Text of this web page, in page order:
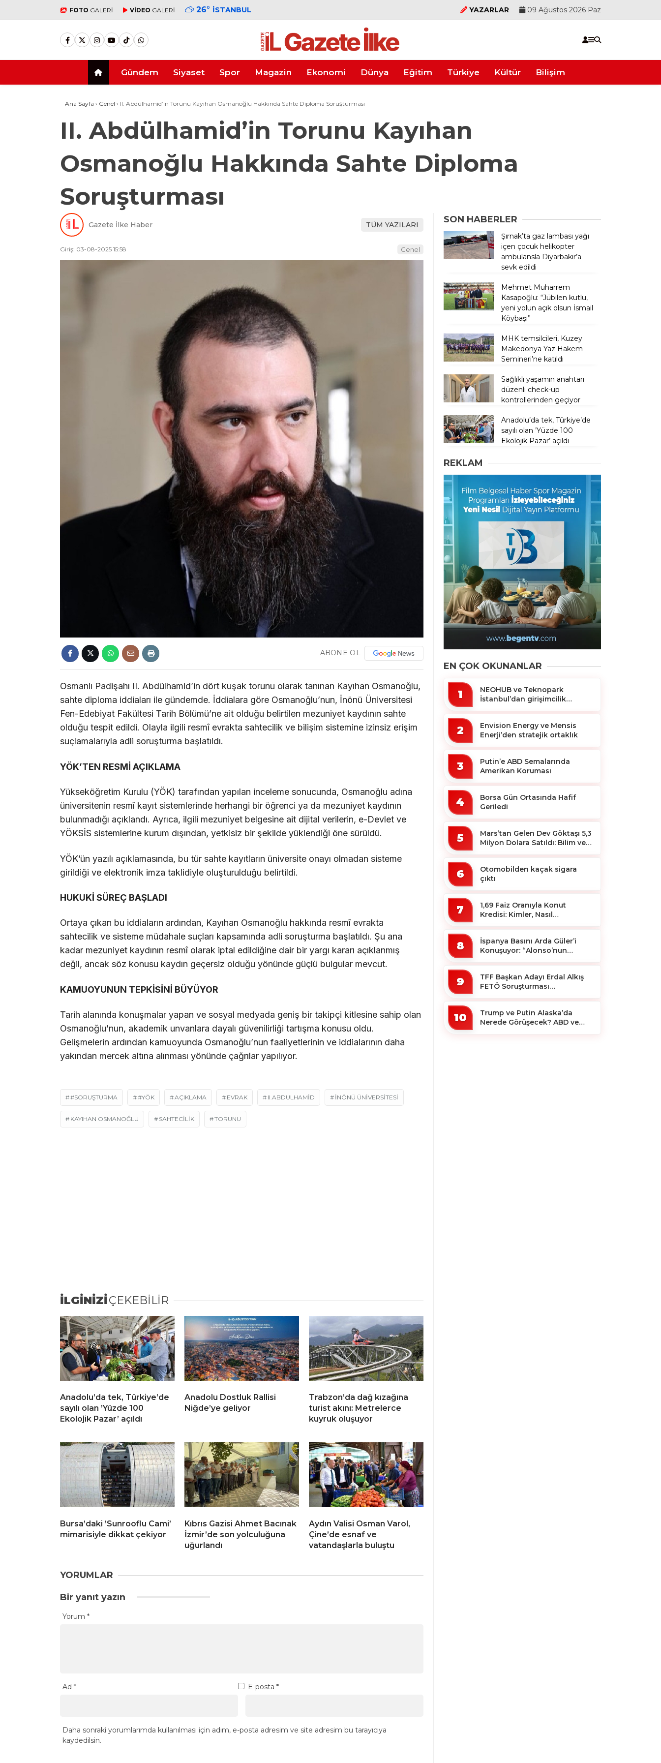
FOTO GALERİ VİDEO GALERİ 26° İSTANBUL YAZARLAR 09 Ağustos 2026 Paz
Gündem Siyaset Spor Magazin Ekonomi Dünya Eğitim Türkiye Kültür Bilişim
Ana Sayfa › Genel › II. Abdülhamid’in Torunu Kayıhan Osmanoğlu Hakkında Sahte Diploma Soruşturması
II. Abdülhamid’in Torunu Kayıhan
Osmanoğlu Hakkında Sahte Diploma
Soruşturması
Gazete İlke Haber TÜM YAZILARI
Giriş: 03-08-2025 15:58 Genel
ABONE OL
Osmanlı Padişahı II. Abdülhamid’in dört kuşak torunu olarak tanınan Kayıhan Osmanoğlu,
sahte diploma iddiaları ile gündemde. İddialara göre Osmanoğlu’nun, İnönü Üniversitesi
Fen-Edebiyat Fakültesi Tarih Bölümü’ne ait olduğu belirtilen mezuniyet kaydının sahte
olduğu tespit edildi. Olayla ilgili resmî evrakta sahtecilik ve bilişim sistemine izinsiz erişim
suçlamalarıyla adli soruşturma başlatıldı.
YÖK’TEN RESMİ AÇIKLAMA
Yükseköğretim Kurulu (YÖK) tarafından yapılan inceleme sonucunda, Osmanoğlu adına
üniversitenin resmî kayıt sistemlerinde herhangi bir öğrenci ya da mezuniyet kaydının
bulunmadığı açıklandı. Ayrıca, ilgili mezuniyet belgesine ait dijital verilerin, e-Devlet ve
YÖKSİS sistemlerine kurum dışından, yetkisiz bir şekilde yüklendiği öne sürüldü.
YÖK’ün yazılı açıklamasında, bu tür sahte kayıtların üniversite onayı olmadan sisteme
girildiği ve elektronik imza taklidiyle oluşturulduğu belirtildi.
HUKUKİ SÜREÇ BAŞLADI
Ortaya çıkan bu iddiaların ardından, Kayıhan Osmanoğlu hakkında resmî evrakta
sahtecilik ve sisteme müdahale suçları kapsamında adli soruşturma başlatıldı. Şu ana
kadar mezuniyet kaydının resmî olarak iptal edildiğine dair bir yargı kararı açıklanmış
değil, ancak söz konusu kaydın geçersiz olduğu yönünde güçlü bulgular mevcut.
KAMUOYUNUN TEPKİSİNİ BÜYÜYOR
Tarih alanında konuşmalar yapan ve sosyal medyada geniş bir takipçi kitlesine sahip olan
Osmanoğlu’nun, akademik unvanlara dayalı güvenilirliği tartışma konusu oldu.
Gelişmelerin ardından kamuoyunda Osmanoğlu’nun faaliyetlerinin ve iddialarının daha
yakından mercek altına alınması yönünde çağrılar yapılıyor.
#SORUŞTURMA #YÖK AÇIKLAMA EVRAK II.ABDULHAMID İNÖNÜ ÜNIVERSITESI
KAYIHAN OSMANOĞLU SAHTECİLİK TORUNU
İLGİNİZİÇEKEBİLİR
Anadolu’da tek, Türkiye’de
sayılı olan ’Yüzde 100
Ekolojik Pazar’ açıldı
Anadolu Dostluk Rallisi
Niğde’ye geliyor
Trabzon’da dağ kızağına
turist akını: Metrelerce
kuyruk oluşuyor
Bursa’daki ’Sunrooflu Cami’
mimarisiyle dikkat çekiyor
Kıbrıs Gazisi Ahmet Bacınak
İzmir’de son yolculuğuna
uğurlandı
Aydın Valisi Osman Varol,
Çine’de esnaf ve
vatandaşlarla buluştu
YORUMLAR
Bir yanıt yazın
Yorum *
Ad * E-posta *
Daha sonraki yorumlarımda kullanılması için adım, e-posta adresim ve site adresim bu tarayıcıya
kaydedilsin.
SON HABERLER
Şırnak’ta gaz lambası yağı
içen çocuk helikopter
ambulansla Diyarbakır’a
sevk edildi
Mehmet Muharrem
Kasapoğlu: “Jübilen kutlu,
yeni yolun açık olsun İsmail
Köybaşı”
MHK temsilcileri, Kuzey
Makedonya Yaz Hakem
Semineri’ne katıldı
Sağlıklı yaşamın anahtarı
düzenli check-up
kontrollerinden geçiyor
Anadolu’da tek, Türkiye’de
sayılı olan ’Yüzde 100
Ekolojik Pazar’ açıldı
REKLAM
EN ÇOK OKUNANLAR
1
NEOHUB ve Teknopark
İstanbul’dan girişimcilik
2
Envision Energy ve Mensis
Enerji’den stratejik ortaklık
3
Putin’e ABD Semalarında
Amerikan Koruması
4
Borsa Gün Ortasında Hafif
Geriledi
5
Mars’tan Gelen Dev Göktaşı 5,3
Milyon Dolara Satıldı: Bilim ve
6
Otomobilden kaçak sigara
çıktı
7
1,69 Faiz Oranıyla Konut
Kredisi: Kimler, Nasıl
8
İspanya Basını Arda Güler’i
Konuşuyor: “Alonso’nun
9
TFF Başkan Adayı Erdal Alkış
FETÖ Soruşturması
10
Trump ve Putin Alaska’da
Nerede Görüşecek? ABD ve